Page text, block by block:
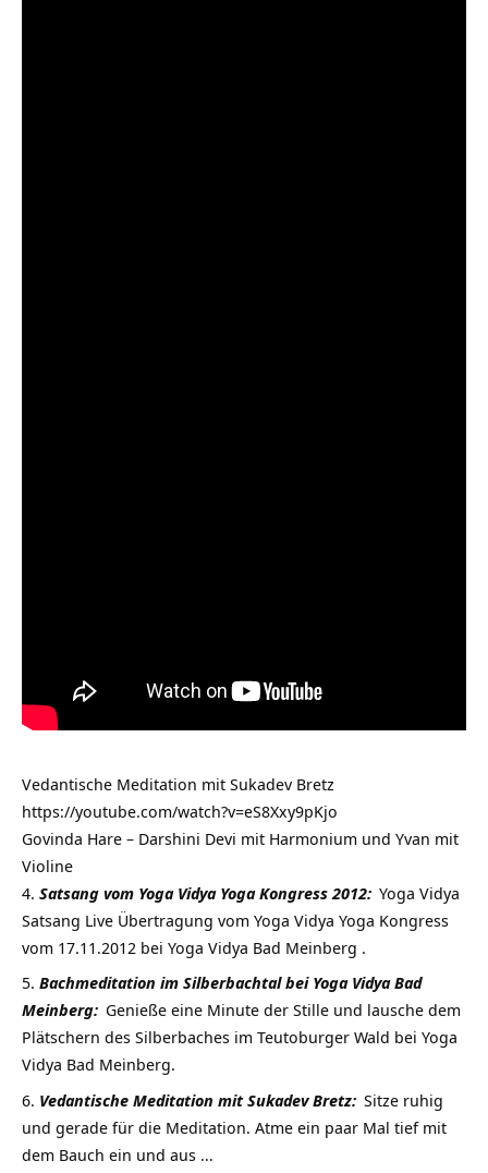
Vedantische Meditation mit Sukadev Bretz
https://youtube.com/watch?v=eS8Xxy9pKjo
Govinda Hare – Darshini Devi mit Harmonium und Yvan mit
Violine
Satsang vom Yoga Vidya Yoga Kongress 2012: Yoga Vidya
Satsang Live Übertragung vom Yoga Vidya Yoga Kongress
vom 17.11.2012 bei Yoga Vidya Bad Meinberg .
Bachmeditation im Silberbachtal bei Yoga Vidya Bad
Meinberg: Genieße eine Minute der Stille und lausche dem
Plätschern des Silberbaches im Teutoburger Wald bei Yoga
Vidya Bad Meinberg.
Vedantische Meditation mit Sukadev Bretz: Sitze ruhig
und gerade für die Meditation. Atme ein paar Mal tief mit
dem Bauch ein und aus …